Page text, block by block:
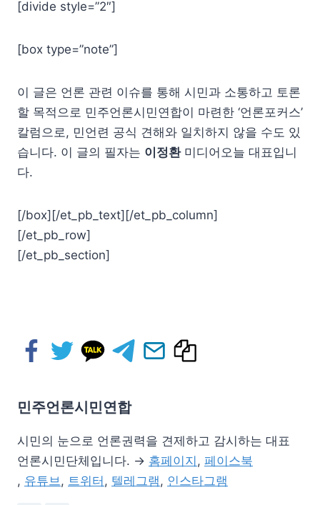
[divide style=”2″]
[box type=”note”]
이 글은 언론 관련 이슈를 통해 시민과 소통하고 토론
할 목적으로 민주언론시민연합이 마련한 ‘언론포커스’
칼럼으로, 민언련 공식 견해와 일치하지 않을 수도 있
습니다. 이 글의 필자는 이정환미디어오늘 대표입니
다.
[/box][/et_pb_text][/et_pb_column]
[/et_pb_row]
[/et_pb_section]
민주언론시민연합
시민의 눈으로 언론권력을 견제하고 감시하는 대표
언론시민단체입니다. → 홈페이지 , 페이스북
, 유튜브, 트위터 , 텔레그램, 인스타그램